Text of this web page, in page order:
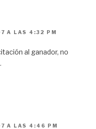
A LAS 4:32 PM
al ganador, no
A LAS 4:46 PM